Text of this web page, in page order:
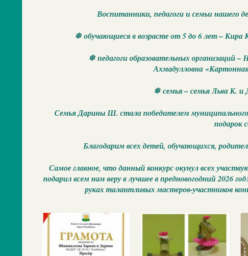
Воспитанники, педагоги и семьи нашего
❄ обучающиеся в возрасте от 5 до 6 лет –
❄ педагоги образовательных организаций
Ахмадулловна
❄ семья – семья Льва К.
Семья Дарины Ш. стала победителем муниципального
подарок
Благодарим всех детей, обучающихся,
Самое главное, что данный конкурс окунул всех
подарил всем нам веру в лучшее в предновогодний 2026
руках талантливых мастеров-участников